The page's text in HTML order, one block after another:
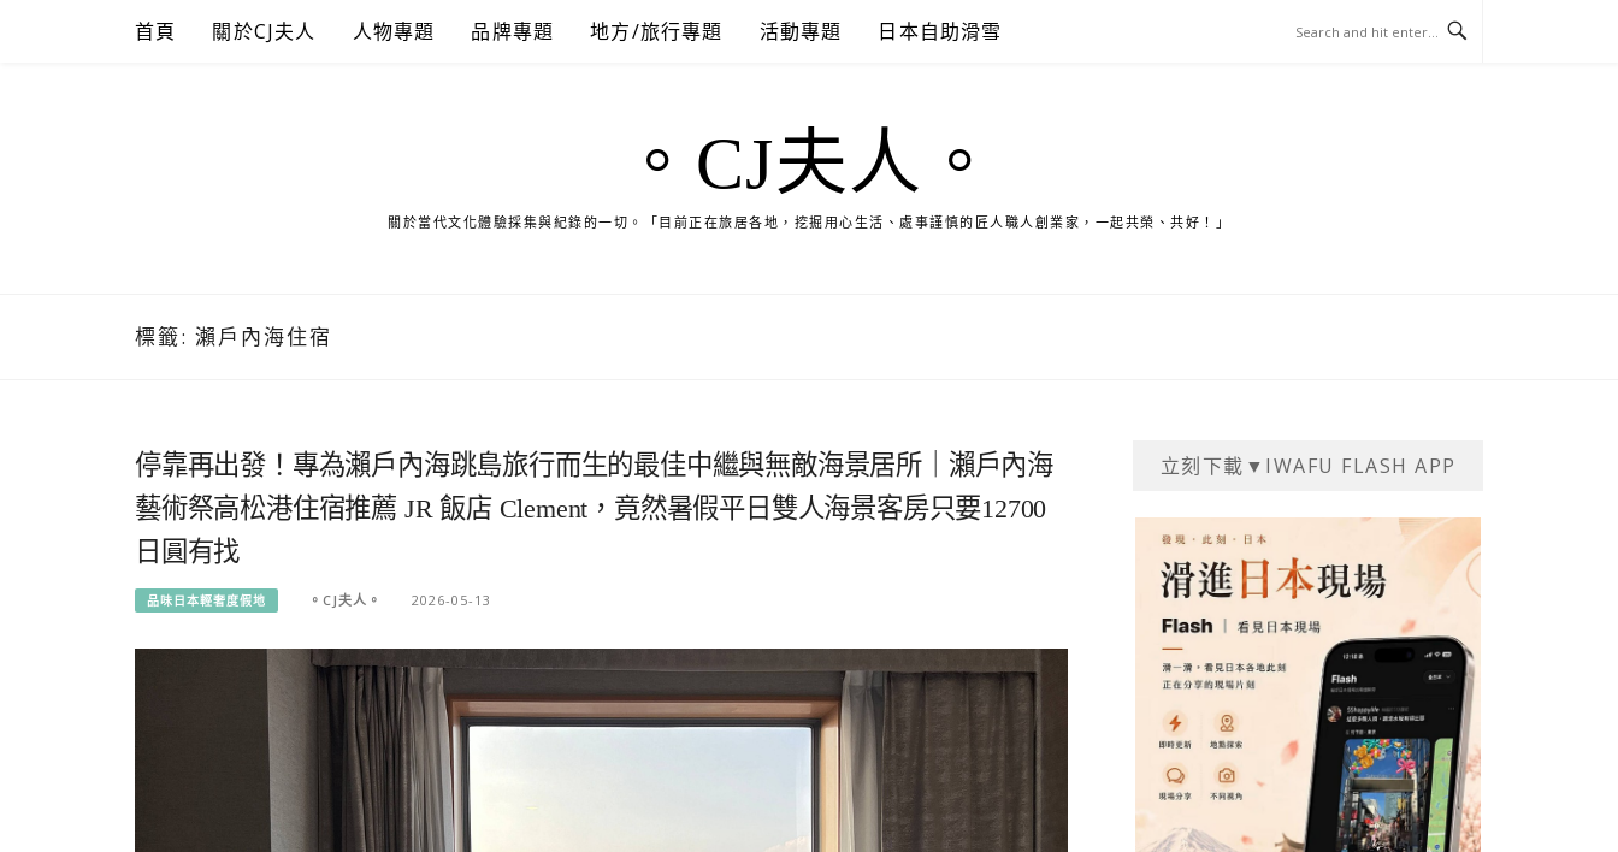
首頁 關於CJ夫人 人物專題 品牌專題 地方/旅行專題 活動專題 日本自助滑雪
。CJ夫人。
關於當代文化體驗採集與紀錄的一切。「目前正在旅居各地，挖掘用心生活、處事謹慎的匠人職人創業家，一起共榮、共好！」
標籤: 瀨戶內海住宿
停靠再出發！專為瀨戶內海跳島旅行而生的最佳中繼與無敵海景居所｜瀨戶內海
藝術祭高松港住宿推薦 JR 飯店 Clement，竟然暑假平日雙人海景客房只要12700
日圓有找
品味日本輕奢度假地 。CJ夫人。 2026-05-13
立刻下載▼IWAFU FLASH APP